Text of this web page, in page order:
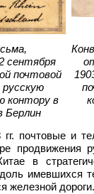
сентября
почтовой
контору в
Берлин
почтовые и
продвижения
в
имевшихся
железной дороги.